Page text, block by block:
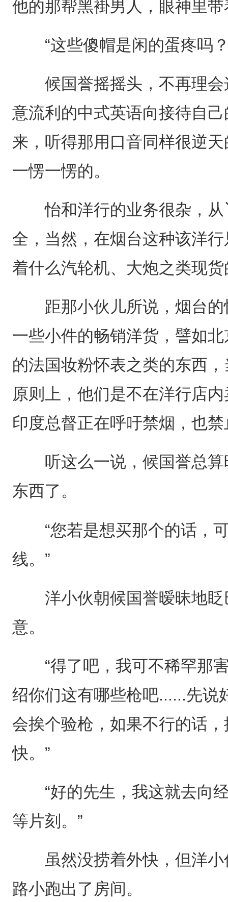
他的那帮黑褂男人，眼神里
“这些傻帽是闲的蛋疼吗？
候国誉摇摇头，不再理会
意流利的中式英语向接待自
来，听得那用口音同样很逆
一愣一愣的。
怡和洋行的业务很杂，从
全，当然，在烟台这种该洋
着什么汽轮机、大炮之类现
距那小伙儿所说，烟台的
一些小件的畅销洋货，譬如
的法国妆粉怀表之类的东西
原则上，他们是不在洋行店
印度总督正在呼吁禁烟，也
听这么一说，候国誉总算
东西了。
“您若是想买那个的话，可
线。”
洋小伙朝候国誉暧昧地眨
意。
“得了吧，我可不稀罕那害
绍你们这有哪些枪吧......先说
会挨个验枪，如果不行的话
快。”
“好的先生，我这就去向经
等片刻。”
虽然没捞着外快，但洋小
路小跑出了房间。